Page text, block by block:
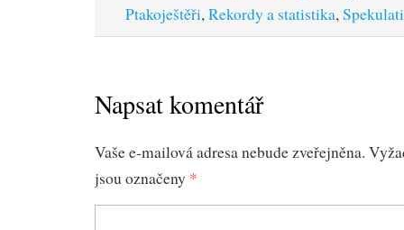
Ptakoještěři,Rekordy a statistika,
Napsat komentář
Vaše e-mailová adresa nebude zveřejněna.
jsou označeny *